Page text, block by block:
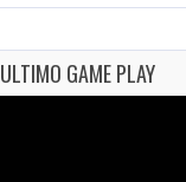
ULTIMO GAME PLAY